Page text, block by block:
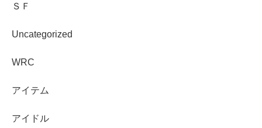
ＳＦ
Uncategorized
WRC
アイテム
アイドル